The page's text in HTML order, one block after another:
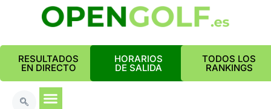
RESULTADOS
EN DIRECTO
HORARIOS
DE SALIDA
TODOS LOS
RANKINGS